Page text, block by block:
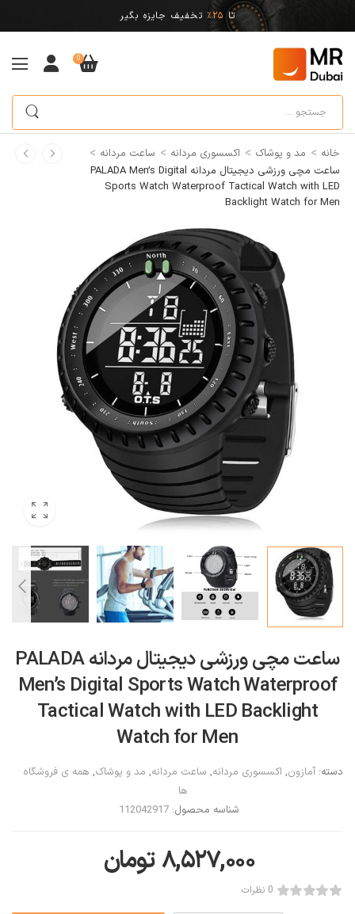
تا 25% تخفیف جایزه بگیر
0
خانه > مد و پوشاک > اکسسوری مردانه > ساعت مردانه >
ساعت مچی ورزشی دیجیتال مردانه PALADA Men’s Digital
Sports Watch Waterproof Tactical Watch with LED
Backlight Watch for Men
ساعت مچی ورزشی دیجیتال مردانه PALADA
Men’s Digital Sports Watch Waterproof
Tactical Watch with LED Backlight
Watch for Men
دسته:آمازون, اکسسوری مردانه, ساعت مردانه, مد و پوشاک, همه ی فروشگاه
ها
شناسه محصول:112042917
۸,۵۲۷,۰۰۰تومان
0 نظرات